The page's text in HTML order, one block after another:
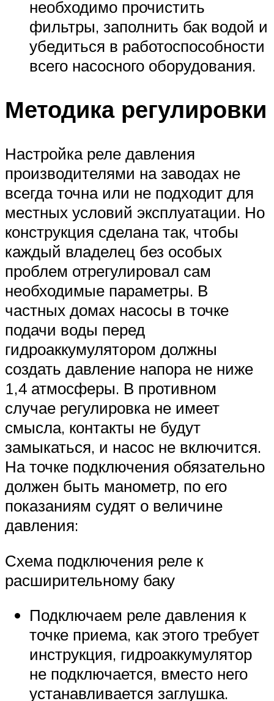
необходимо прочистить
фильтры, заполнить бак водой и
убедиться в работоспособности
всего насосного оборудования.
Методика регулировки
Настройка реле давления
производителями на заводах не
всегда точна или не подходит для
местных условий эксплуатации. Но
конструкция сделана так, чтобы
каждый владелец без особых
проблем отрегулировал сам
необходимые параметры. В
частных домах насосы в точке
подачи воды перед
гидроаккумулятором должны
создать давление напора не ниже
1,4 атмосферы. В противном
случае регулировка не имеет
смысла, контакты не будут
замыкаться, и насос не включится.
На точке подключения обязательно
должен быть манометр, по его
показаниям судят о величине
давления:
Схема подключения реле к
расширительному баку
Подключаем реле давления к
точке приема, как этого требует
инструкция, гидроаккумулятор
не подключается, вместо него
устанавливается заглушка.